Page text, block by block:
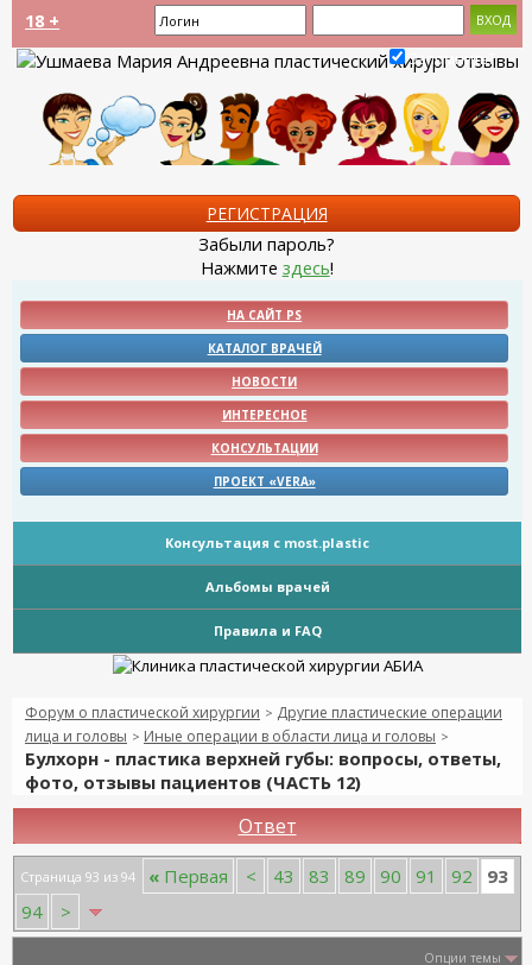
18 +
Запомнить?
РЕГИСТРАЦИЯ
Забыли пароль?
Нажмите здесь!
НА САЙТ PS
КАТАЛОГ ВРАЧЕЙ
НОВОСТИ
ИНТЕРЕСНОЕ
КОНСУЛЬТАЦИИ
ПРОЕКТ «VERA»
Консультация с most.plastic
Альбомы врачей
Правила и FAQ
Форум о пластической хирургии > Другие пластические операции
лица и головы > Иные операции в области лица и головы >
Булхорн - пластика верхней губы: вопросы, ответы,
фото, отзывы пациентов (ЧАСТЬ 12)
Ответ
Страница 93 из 94 « Первая < 43 83 89 90 91 92
93
94
>
Опции темы